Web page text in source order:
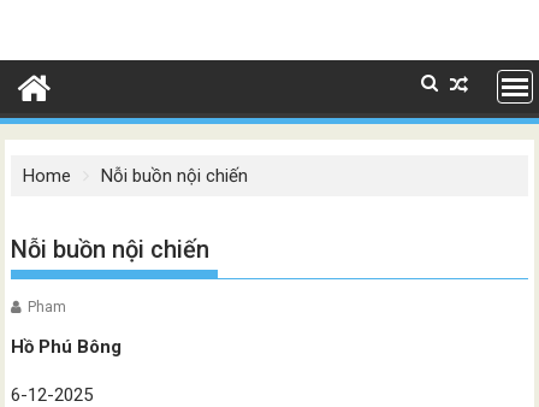
Home Nỗi buồn nội chiến
Nỗi buồn nội chiến
Pham
Hồ Phú Bông
6-12-2025